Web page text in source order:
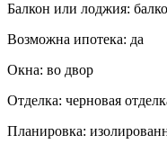
Балкон или лоджия:
Возможна ипотека: да
Окна: во двор
Отделка: черновая
Планировка: